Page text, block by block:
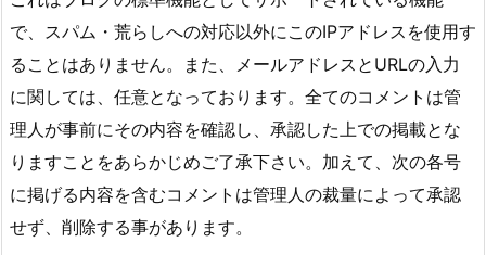
で、スパム・荒らしへの対応以外にこのIPアドレスを使用す
ることはありません。また、メールアドレスとURLの入力
に関しては、任意となっております。全てのコメントは管
理人が事前にその内容を確認し、承認した上での掲載とな
りますことをあらかじめご了承下さい。加えて、次の各号
に掲げる内容を含むコメントは管理人の裁量によって承認
せず、削除する事があります。